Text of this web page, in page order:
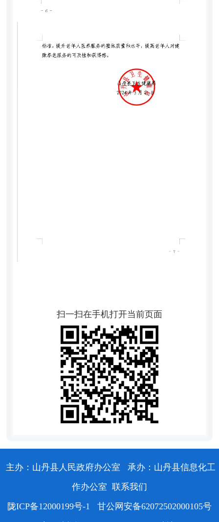
扫一扫在手机打开当前页面
主办：山丹县人民政府办公室
承办：山丹县信息化工
作办公室 联系我们
陇ICP备12000199号-1
甘公网安备62072502000105号